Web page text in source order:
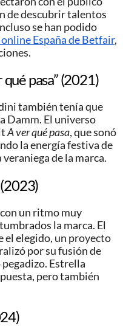
de descubrir talentos
se han podido
España de Betfair,
pasa” (2021)
también tenía que
Damm. El universo
A ver qué pasa, que sonó
la energía festiva de
de la marca.
un ritmo muy
la marca. El
el elegido, un proyecto
por su fusión de
Estrella
pero también